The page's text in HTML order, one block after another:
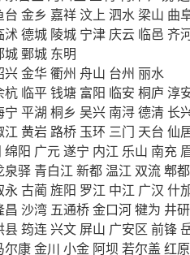
台 金乡 嘉祥 汶上 泗水 梁山 曲
沭德城 陵城 宁津 庆云 临邑 齐
城 鄄城 东明
兴金华衢州 舟山 台州 丽水
杭 临平钱塘 富阳 临安 桐庐 淳
宁 平湖 桐乡 吴兴 南浔德清 长
江 黄岩 路桥 玉环 三门 天台 仙
绵阳 广元遂宁 内江 乐山 南充
泉驿 青白江 新都 温江 双流郫都
永古蔺旌阳 罗江 中江 广汉 什
昌 沙湾 五通桥金口河犍为 井研
县筠连兴文 屏山 广安区 前锋
尔康金川 小金 阿坝 若尔盖 红原